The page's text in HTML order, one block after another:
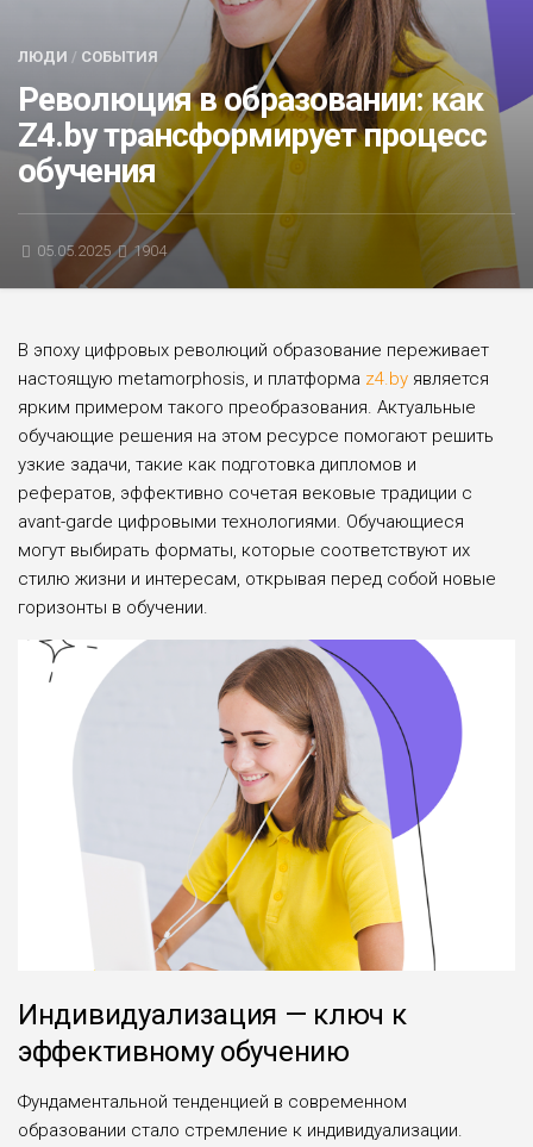
АФИША
ЛЮДИ / СОБЫТИЯ
Революция в образовании: как
Z4.by трансформирует процесс
обучения
05.05.2025 1904
В эпоху цифровых революций образование переживает
настоящую metamorphosis, и платформа z4.by является
ярким примером такого преобразования. Актуальные
обучающие решения на этом ресурсе помогают решить
узкие задачи, такие как подготовка дипломов и
рефератов, эффективно сочетая вековые традиции с
avant-garde цифровыми технологиями. Обучающиеся
могут выбирать форматы, которые соответствуют их
стилю жизни и интересам, открывая перед собой новые
горизонты в обучении.
Индивидуализация — ключ к
эффективному обучению
Фундаментальной тенденцией в современном
образовании стало стремление к индивидуализации.